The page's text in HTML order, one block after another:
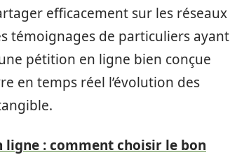
efficacement sur les réseaux
témoignages de particuliers ayant
pétition en ligne bien conçue
en temps réel l’évolution des
ligne : comment choisir le bon